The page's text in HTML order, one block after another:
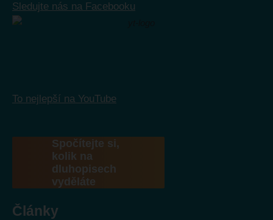
Sledujte nás na Facebooku
To nejlepší na YouTube
Spočítejte si,
kolik na
dluhopisech
vyděláte
Články